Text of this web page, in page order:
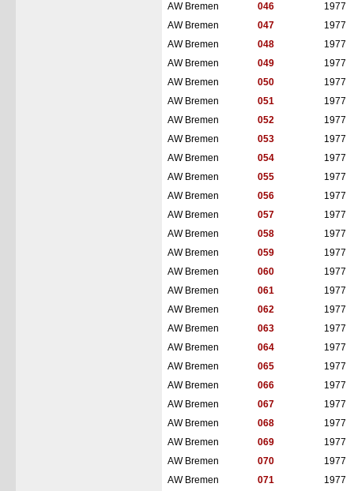
AW Bremen
046
1977
AW Bremen
047
1977
AW Bremen
048
1977
AW Bremen
049
1977
AW Bremen
050
1977
AW Bremen
051
1977
AW Bremen
052
1977
AW Bremen
053
1977
AW Bremen
054
1977
AW Bremen
055
1977
AW Bremen
056
1977
AW Bremen
057
1977
AW Bremen
058
1977
AW Bremen
059
1977
AW Bremen
060
1977
AW Bremen
061
1977
AW Bremen
062
1977
AW Bremen
063
1977
AW Bremen
064
1977
AW Bremen
065
1977
AW Bremen
066
1977
AW Bremen
067
1977
AW Bremen
068
1977
AW Bremen
069
1977
AW Bremen
070
1977
AW Bremen
071
1977